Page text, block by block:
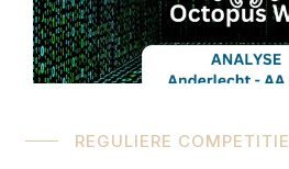
REGULIERE COMPETITIE